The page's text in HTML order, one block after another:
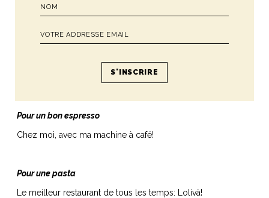
As-tu quelques adresses italiennes à Paris à partager avec
Pour un bon espresso
Chez moi, avec ma machine à café!
Pour une pasta
Le meilleur restaurant de tous les temps: Lolivà!